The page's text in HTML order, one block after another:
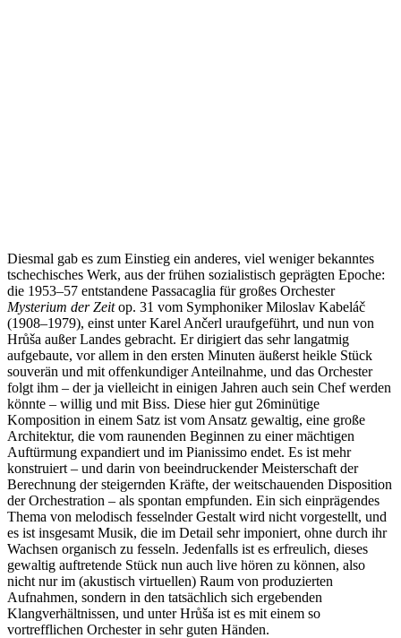
Diesmal gab es zum Einstieg ein anderes, viel weniger bekanntes
tschechisches Werk, aus der frühen sozialistisch geprägten Epoche:
die 1953–57 entstandene Passacaglia für großes Orchester
Mysterium der Zeitop. 31 vom Symphoniker Miloslav Kabeláč
(1908–1979), einst unter Karel Ančerl uraufgeführt, und nun von
Hrůša außer Landes gebracht. Er dirigiert das sehr langatmig
aufgebaute, vor allem in den ersten Minuten äußerst heikle Stück
souverän und mit offenkundiger Anteilnahme, und das Orchester
folgt ihm – der ja vielleicht in einigen Jahren auch sein Chef werden
könnte – willig und mit Biss. Diese hier gut 26minütige
Komposition in einem Satz ist vom Ansatz gewaltig, eine große
Architektur, die vom raunenden Beginnen zu einer mächtigen
Auftürmung expandiert und im Pianissimo endet. Es ist mehr
konstruiert – und darin von beeindruckender Meisterschaft der
Berechnung der steigernden Kräfte, der weitschauenden Disposition
der Orchestration – als spontan empfunden. Ein sich einprägendes
Thema von melodisch fesselnder Gestalt wird nicht vorgestellt, und
es ist insgesamt Musik, die im Detail sehr imponiert, ohne durch ihr
Wachsen organisch zu fesseln. Jedenfalls ist es erfreulich, dieses
gewaltig auftretende Stück nun auch live hören zu können, also
nicht nur im (akustisch virtuellen) Raum von produzierten
Aufnahmen, sondern in den tatsächlich sich ergebenden
Klangverhältnissen, und unter Hrůša ist es mit einem so
vortrefflichen Orchester in sehr guten Händen.